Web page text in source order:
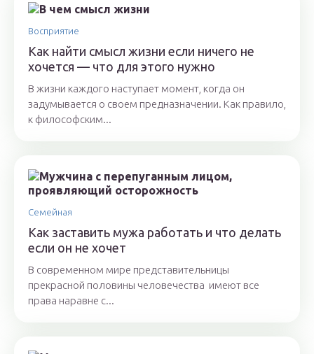
Восприятие
Как найти смысл жизни если ничего не
хочется — что для этого нужно
В жизни каждого наступает момент, когда он
задумывается о своем предназначении. Как правило,
к философским...
Семейная
Как заставить мужа работать и что делать
если он не хочет
В современном мире представительницы
прекрасной половины человечества имеют все
права наравне с...